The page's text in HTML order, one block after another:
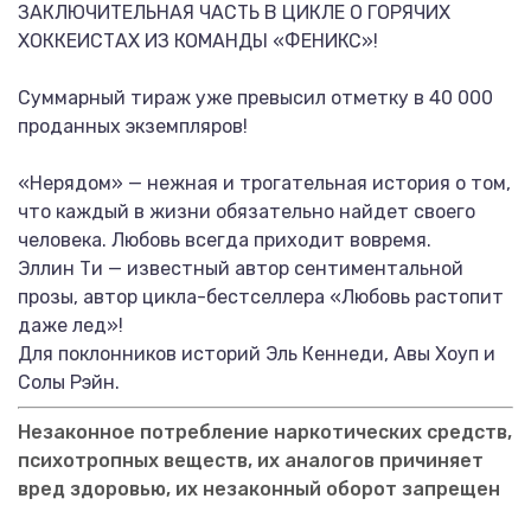
ЗАКЛЮЧИТЕЛЬНАЯ ЧАСТЬ В ЦИКЛЕ О ГОРЯЧИХ
ХОККЕИСТАХ ИЗ КОМАНДЫ «ФЕНИКС»!
Суммарный тираж уже превысил отметку в 40 000
проданных экземпляров!
«Нерядом» — нежная и трогательная история о том,
что каждый в жизни обязательно найдет своего
человека. Любовь всегда приходит вовремя.
Эллин Ти — известный автор сентиментальной
прозы, автор цикла-бестселлера «Любовь растопит
даже лед»!
Для поклонников историй Эль Кеннеди, Авы Хоуп и
Солы Рэйн.
Незаконное потребление наркотических средств,
психотропных веществ, их аналогов причиняет
вред здоровью, их незаконный оборот запрещен